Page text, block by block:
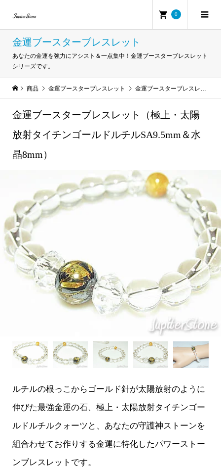
0
金運ブースターブレスレット
あなたの金運を強力にアシスト＆一点集中！金運ブースターブレスレット
シリーズです。
商品 金運ブースターブレスレット 金運ブースターブレスレット（極上・太陽放射タイチンゴールドルチルSA9.5mm＆水晶8mm）
金運ブースターブレスレット（極上・太陽
放射タイチンゴールドルチルSA9.5mm＆水
晶8mm）
ルチルの根っこからゴールド針が太陽放射のように
伸びた最強金運の石、極上・太陽放射タイチンゴー
ルドルチルクォーツと、あなたの守護神ストーンを
組合わせてお作りする金運に特化したパワーストー
ンブレスレットです。